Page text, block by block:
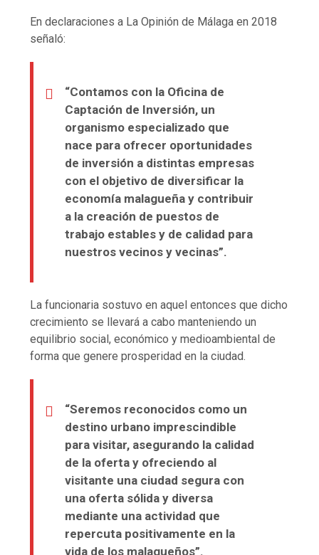
En declaraciones a La Opinión de Málaga en 2018
señaló:
“Contamos con la Oficina de
Captación de Inversión, un
organismo especializado que
nace para ofrecer oportunidades
de inversión a distintas empresas
con el objetivo de diversificar la
economía malagueña y contribuir
a la creación de puestos de
trabajo estables y de calidad para
nuestros vecinos y vecinas”.
La funcionaria sostuvo en aquel entonces que dicho
crecimiento se llevará a cabo manteniendo un
equilibrio social, económico y medioambiental de
forma que genere prosperidad en la ciudad.
“Seremos reconocidos como un
destino urbano imprescindible
para visitar, asegurando la calidad
de la oferta y ofreciendo al
visitante una ciudad segura con
una oferta sólida y diversa
mediante una actividad que
repercuta positivamente en la
vida de los malagueños”.